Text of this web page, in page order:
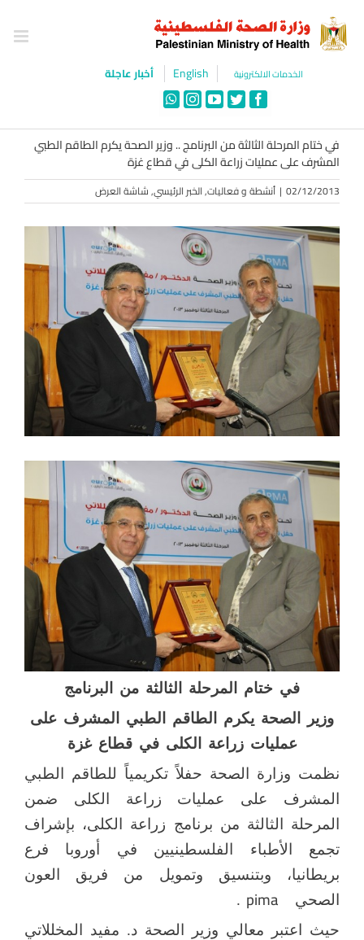
content
الخدمات الالكترونية English أخبار عاجلة
Facebook
Twitter
YouTube
Instagram
WhatsApp
في ختام المرحلة الثالثة من البرنامج .. وزير الصحة يكرم الطاقم الطبي
المشرف على عمليات زراعة الكلى في قطاع غزة
02/12/2013
| أنشطة و فعاليات,الخبر الرئيسي,شاشة العرض
في ختام المرحلة الثالثة من البرنامج
وزير الصحة يكرم الطاقم الطبي المشرف على
عمليات زراعة الكلى في قطاع غزة
نظمت وزارة الصحة حفلاً تكريمياً للطاقم الطبي
المشرف على عمليات زراعة الكلى ضمن
المرحلة الثالثة من برنامج زراعة الكلى، بإشراف
تجمع الأطباء الفلسطينيين في أوروبا فرع
بريطانيا، وبتنسيق وتمويل من فريق العون
الصحي
pima
.
حيث اعتبر معالي وزير الصحة د. مفيد المخللاتي